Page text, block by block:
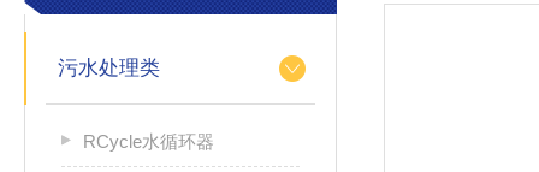
污水处理类
RCycle水循环器